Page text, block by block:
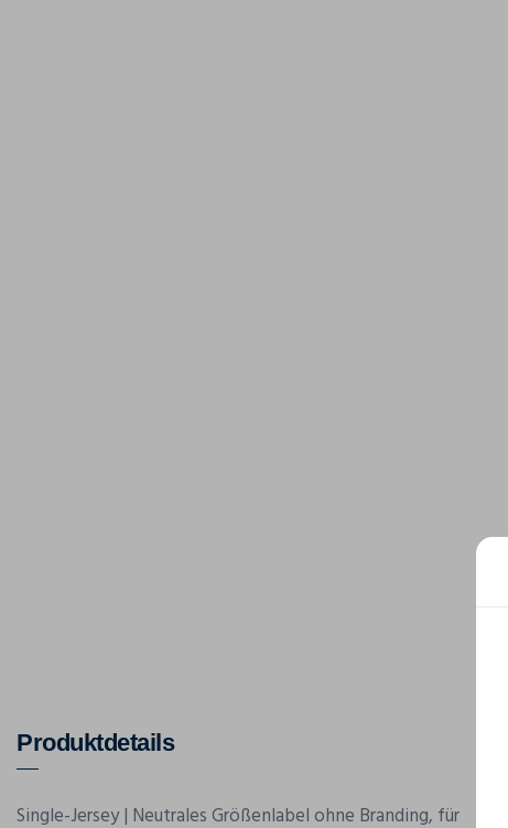
Produktdetails
Single-Jersey | Neutrales Größenlabel ohne Branding, für